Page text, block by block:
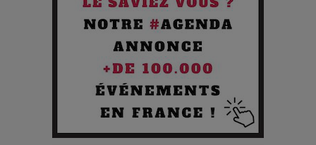
Pourquoi les Petites Entreprises Créatives Deviennent les
Cibles des Hackers
Les 3 meilleures destinations pour des vacances sportives
Quand l'Opéra Rencontre l'IA : Lola Volonakis, l'Artiste du
Paradoxe qui Chante le Futur